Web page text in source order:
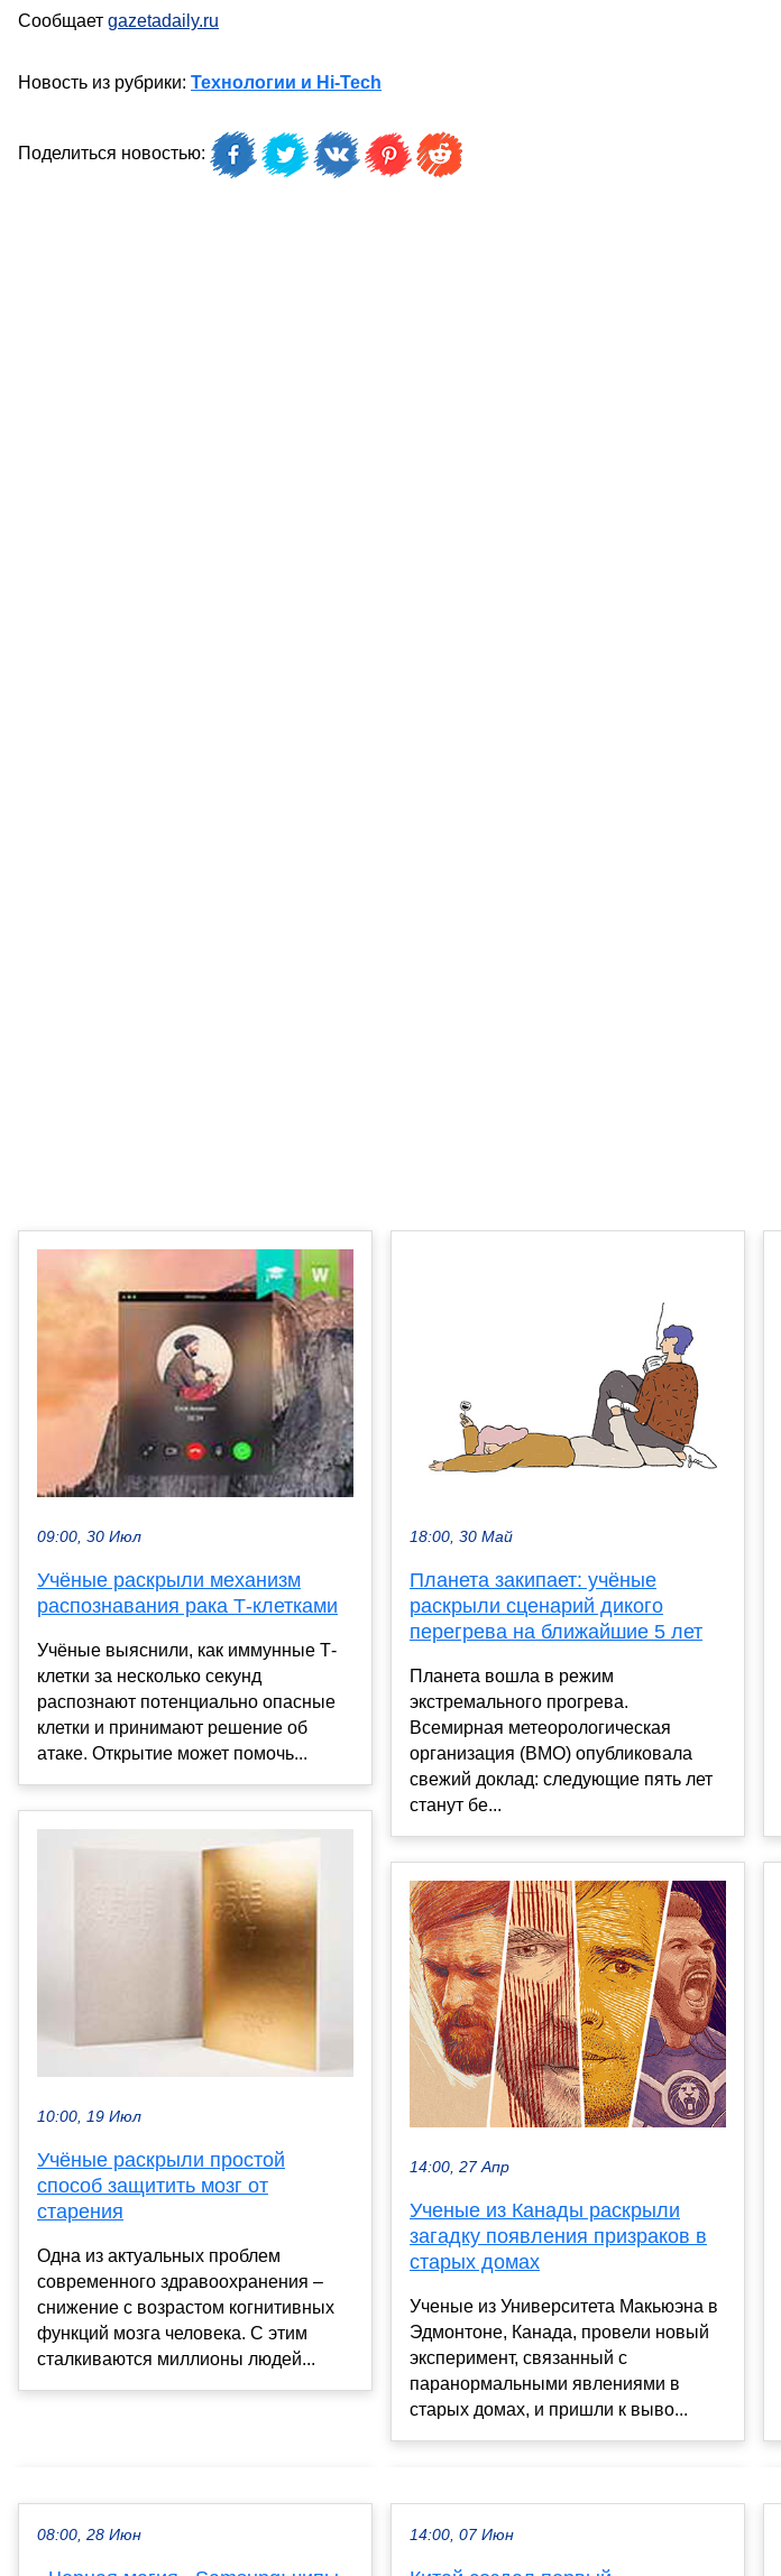
Сообщает gazetadaily.ru
Новость из рубрики: Технологии и Hi-Tech
Поделиться новостью:
09:00, 30 Июл
Учёные раскрыли механизм
распознавания рака Т-клетками
Учёные выяснили, как иммунные Т-
клетки за несколько секунд
распознают потенциально опасные
клетки и принимают решение об
атаке. Открытие может помочь...
10:00, 19 Июл
Учёные раскрыли простой
способ защитить мозг от
старения
Одна из актуальных проблем
современного здравоохранения –
снижение с возрастом когнитивных
функций мозга человека. С этим
сталкиваются миллионы людей...
18:00, 30 Май
Планета закипает: учёные
раскрыли сценарий дикого
перегрева на ближайшие 5 лет
Планета вошла в режим
экстремального прогрева.
Всемирная метеорологическая
организация (ВМО) опубликовала
свежий доклад: следующие пять лет
станут бе...
14:00, 27 Апр
Ученые из Канады раскрыли
загадку появления призраков в
старых домах
Ученые из Университета Макьюэна в
Эдмонтоне, Канада, провели новый
эксперимент, связанный с
паранормальными явлениями в
старых домах, и пришли к выво...
08:00, 28 Июн 14:00, 07 Июн